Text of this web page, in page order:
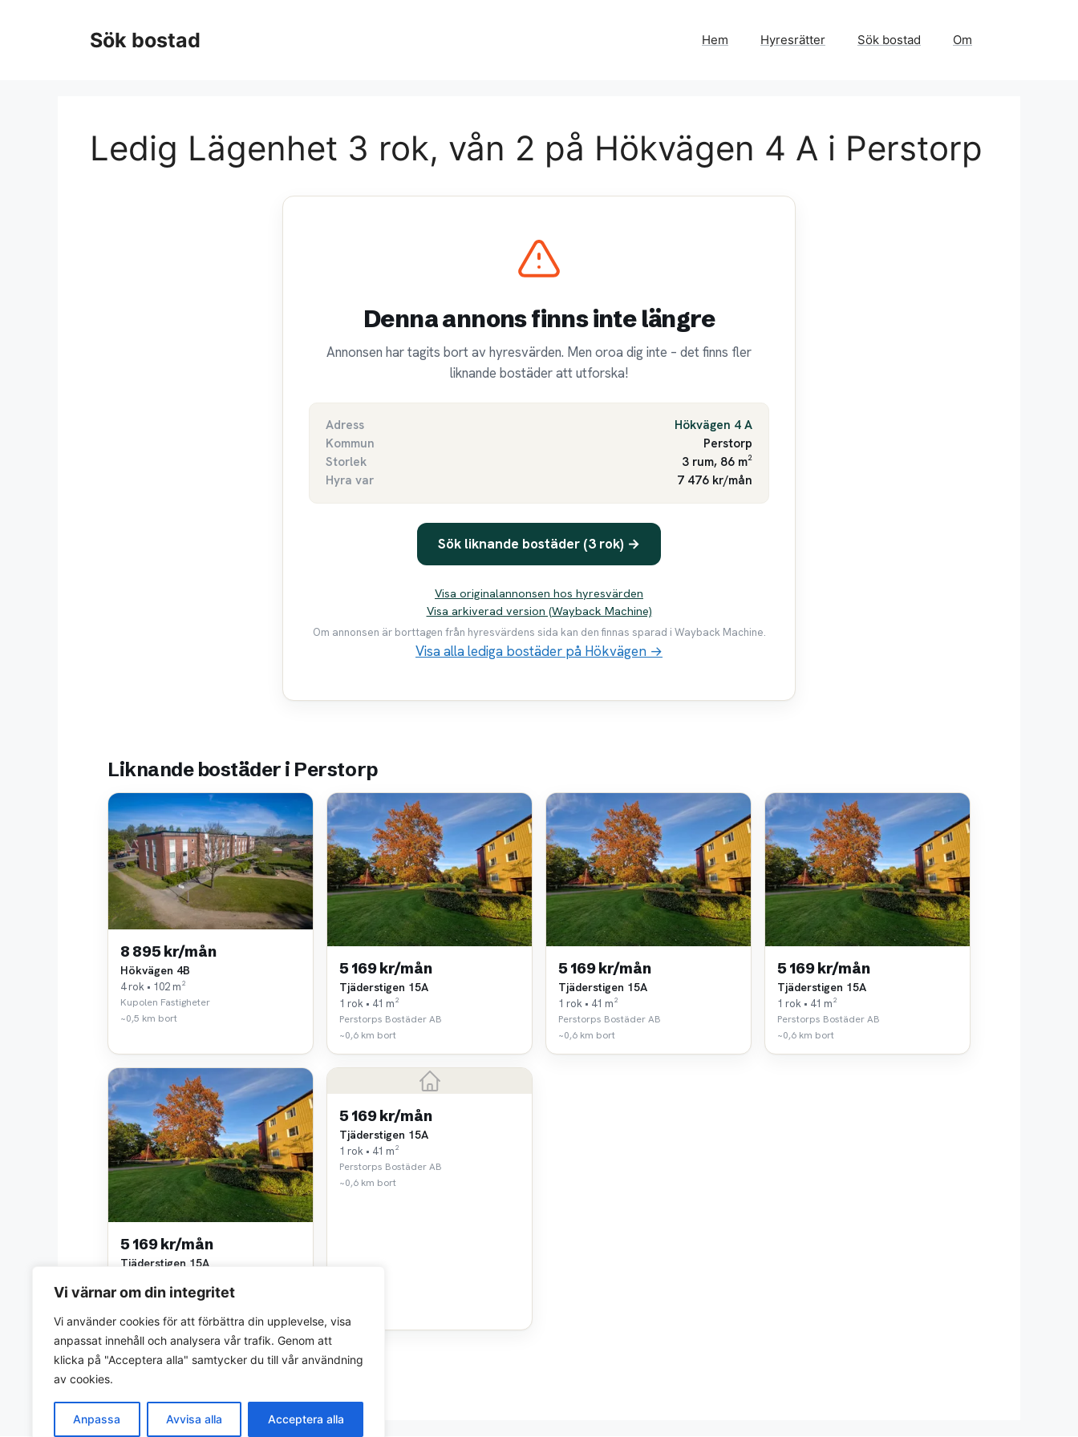
Vi värnar om din integritet
Vi använder cookies för att förbättra din upplevelse, visa
anpassat innehåll och analysera vår trafik. Genom att
klicka på "Acceptera alla" samtycker du till vår användning
av cookies.
Anpassa Avvisa alla Acceptera alla
Sök bostad Hem Hyresrätter Sök bostad Om
Ledig Lägenhet 3 rok, vån 2 på Hökvägen 4 A i Perstorp
Denna annons finns inte längre
Annonsen har tagits bort av hyresvärden. Men oroa dig inte – det finns fler
liknande bostäder att utforska!
Adress
Hökvägen 4 A
Kommun
Perstorp
Storlek
3 rum, 86 m²
Hyra var
7 476 kr/mån
Sök liknande bostäder (3 rok) →
Visa originalannonsen hos hyresvärden
Visa arkiverad version (Wayback Machine)
Om annonsen är borttagen från hyresvärdens sida kan den finnas sparad i Wayback Machine.
Visa alla lediga bostäder på Hökvägen →
Liknande bostäder i Perstorp
8 895 kr/mån
Hökvägen 4B
4 rok • 102 m²
Kupolen Fastigheter
~0,5 km bort
5 169 kr/mån
Tjäderstigen 15A
1 rok • 41 m²
Perstorps Bostäder AB
~0,6 km bort
5 169 kr/mån
Tjäderstigen 15A
1 rok • 41 m²
Perstorps Bostäder AB
~0,6 km bort
5 169 kr/mån
Tjäderstigen 15A
1 rok • 41 m²
Perstorps Bostäder AB
~0,6 km bort
5 169 kr/mån
Tjäderstigen 15A
Perstorps Bostäder AB
5 169 kr/mån
Tjäderstigen 15A
1 rok • 41 m²
Perstorps Bostäder AB
~0,6 km bort